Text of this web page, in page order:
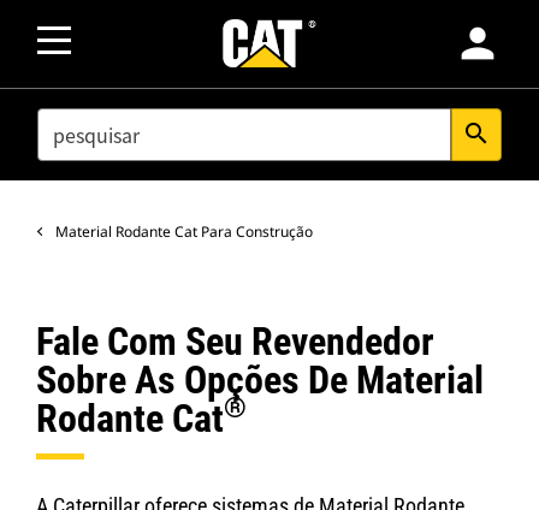
person
SEARCH search
Material Rodante Cat Para Construção
Fale Com Seu Revendedor
Sobre As Opções De Material
Rodante Cat®